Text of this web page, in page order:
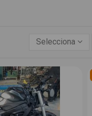
Selecciona